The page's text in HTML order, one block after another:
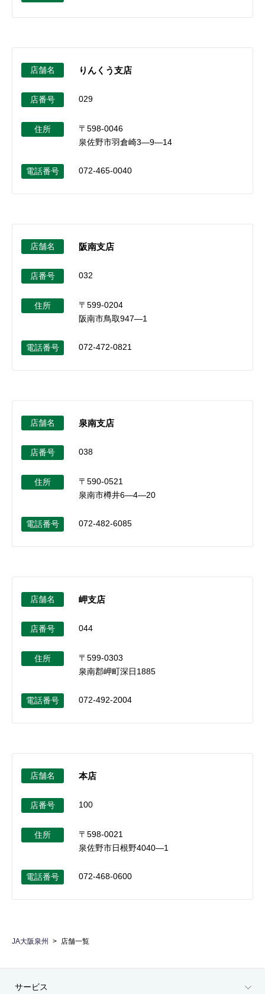
店舗名 りんくう支店
店番号 029
住所
〒598-0046
泉佐野市羽倉崎3―9―14
電話番号 072-465-0040
店舗名 阪南支店
店番号 032
住所
〒599-0204
阪南市鳥取947―1
電話番号 072-472-0821
店舗名 泉南支店
店番号 038
住所
〒590-0521
泉南市樽井6―4―20
電話番号 072-482-6085
店舗名 岬支店
店番号 044
住所
〒599-0303
泉南郡岬町深日1885
電話番号 072-492-2004
店舗名 本店
店番号 100
住所
〒598-0021
泉佐野市日根野4040―1
電話番号 072-468-0600
JA大阪泉州 店舗一覧
サービス